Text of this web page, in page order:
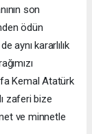
son
ödün
aynı kararlılık
Kemal Atatürk
zaferi bize
ve minnetle